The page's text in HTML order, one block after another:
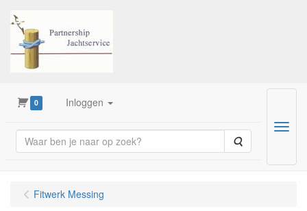
0 Inloggen
Zoeken
Menu
Fitwerk Messing